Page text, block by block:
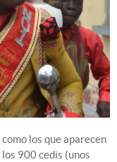
los que aparecen
900 cedis (unos